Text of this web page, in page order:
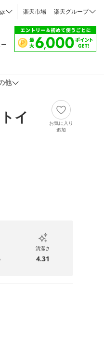
楽天市場 楽天グループ
他
イ
お気に入り
追加
清潔さ
4.31